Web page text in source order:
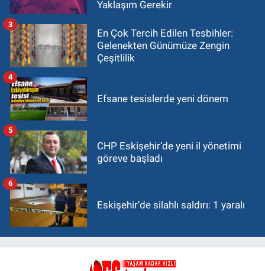
Yaklaşım Gerekir
En Çok Tercih Edilen Tesbihler:
Gelenekten Günümüze Zengin
Çeşitlilik
3
Efsane tesislerde yeni dönem
4
CHP Eskişehir’de yeni il yönetimi
göreve başladı
5
Eskişehir’de silahlı saldırı: 1 yaralı
6